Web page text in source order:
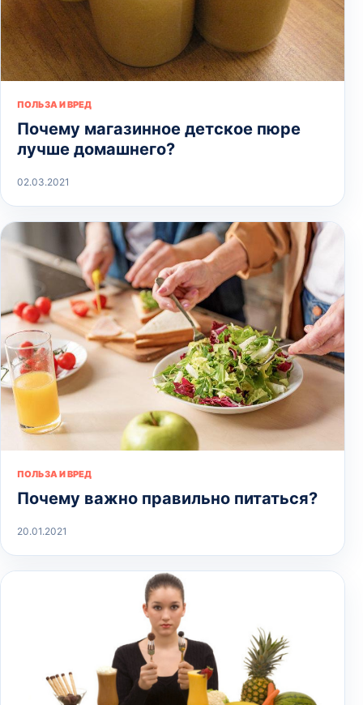
ПОЛЬЗА И ВРЕД
Почему магазинное детское пюре
лучше домашнего?
02.03.2021
ПОЛЬЗА И ВРЕД
Почему важно правильно питаться?
20.01.2021